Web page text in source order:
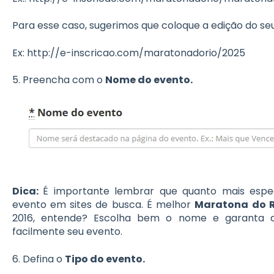
Para esse caso, sugerimos que coloque a edição do
Ex: http://e-inscricao.com/maratonadorio/2025
5. Preencha com o Nome do evento.
Dica: É importante lembrar que quanto mais
evento em sites de busca. É melhor Maratona do
2016, entende? Escolha bem o nome e
facilmente seu evento.
6. Defina o Tipo do evento.